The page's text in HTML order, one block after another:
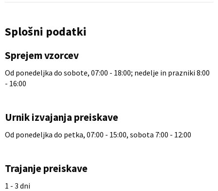
Splošni podatki
Sprejem vzorcev
Od ponedeljka do sobote, 07:00 - 18:00; nedelje in prazniki 8:00
- 16:00
Urnik izvajanja preiskave
Od ponedeljka do petka, 07:00 - 15:00, sobota 7:00 - 12:00
Trajanje preiskave
1 - 3 dni